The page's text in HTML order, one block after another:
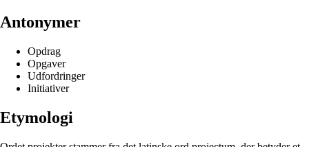
Antonymer
Opdrag
Opgaver
Udfordringer
Initiativer
Etymologi